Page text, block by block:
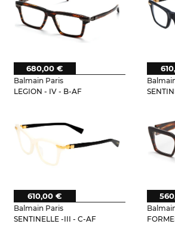
Balmain Paris
LEGION - IV - B-AF
680,00 €
Balmain Paris
SENTINELLE -III - C-AF
610,00 €